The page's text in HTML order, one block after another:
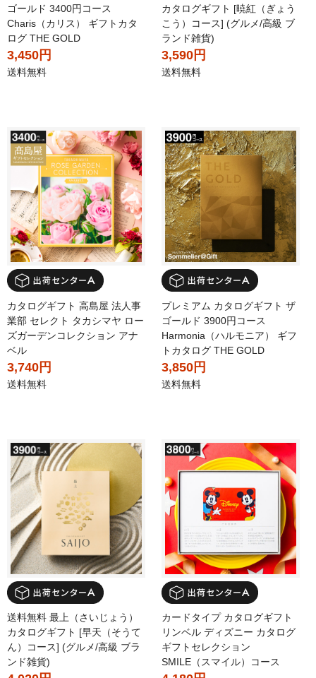
ゴールド 3400円コース
Charis（カリス） ギフトカタ
ログ THE GOLD
3,450円
送料無料
カタログギフト [暁紅（ぎょう
こう）コース] (グルメ/高級 ブ
ランド雑貨)
3,590円
送料無料
カタログギフト 高島屋 法人事
業部 セレクト タカシマヤ ロー
ズガーデンコレクション アナ
ベル
3,740円
送料無料
プレミアム カタログギフト ザ
ゴールド 3900円コース
Harmonia（ハルモニア） ギフ
トカタログ THE GOLD
3,850円
送料無料
送料無料 最上（さいじょう）
カタログギフト [早天（そうて
ん）コース] (グルメ/高級 ブラ
ンド雑貨)
カードタイプ カタログギフト
リンベル ディズニー カタログ
ギフトセレクション
SMILE（スマイル）コース